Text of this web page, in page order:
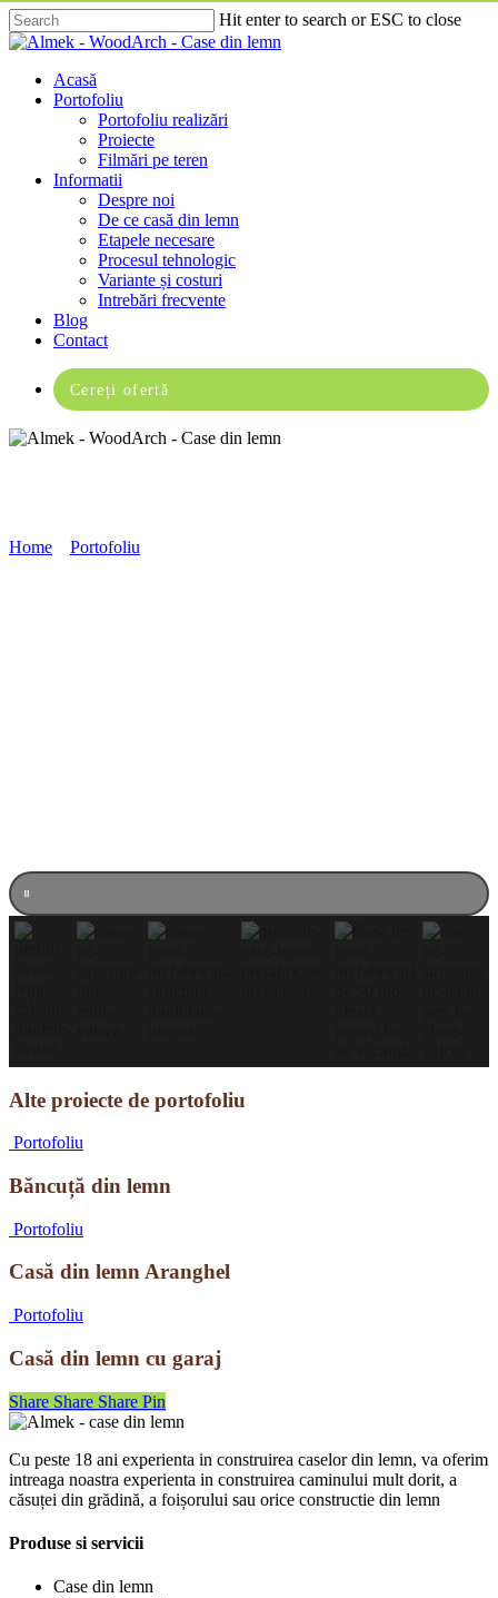
Skip
to
content
Hit enter to search or ESC to close
Close
Menu
Acasă
Portofoliu
Portofoliu realizări
Proiecte
Filmări pe teren
Informatii
Despre noi
De ce casă din lemn
Etapele necesare
Procesul tehnologic
Variante și costuri
Intrebări frecvente
Blog
Contact
Cereți ofertă
Home Portofoliu
Alte proiecte de portofoliu
Portofoliu
lemn
Băncuță din lemn
Portofoliu
lemn
Casă din lemn Aranghel
Portofoliu
lemn
garaj
Casă din lemn cu garaj
Share Share Share Pin
Cu peste 18 ani experienta in construirea caselor din lemn, va oferim
intreaga noastra experienta in construirea caminului mult dorit, a
căsuței din grădină, a foișorului sau orice constructie din lemn
Produse si servicii
Case din lemn